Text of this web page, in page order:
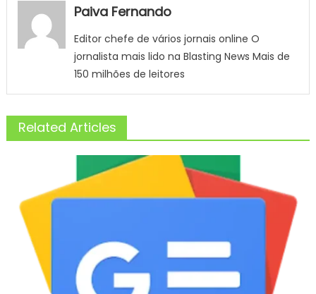
Paiva Fernando
Editor chefe de vários jornais online O
jornalista mais lido na Blasting News Mais de
150 milhões de leitores
Related Articles